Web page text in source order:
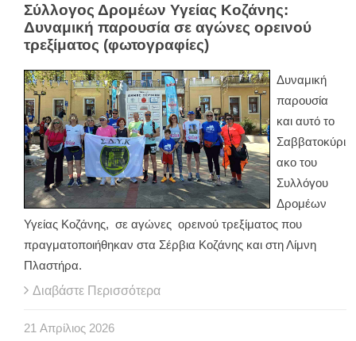
Σύλλογος Δρομέων Υγείας Κοζάνης:
Δυναμική παρουσία σε αγώνες ορεινού
τρεξίματος (φωτογραφίες)
Δυναμική
παρουσία
και αυτό το
Σαββατοκύρι
ακο του
Συλλόγου
Δρομέων
Υγείας Κοζάνης, σε αγώνες ορεινού τρεξίματος που
πραγματοποιήθηκαν στα Σέρβια Κοζάνης και στη Λίμνη
Πλαστήρα.
Διαβάστε Περισσότερα
21 Απρίλιος 2026